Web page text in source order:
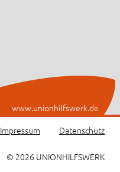
www.unionhilfswerk.de
Impressum
Datenschutz
© 2026 UNIONHILFSWERK